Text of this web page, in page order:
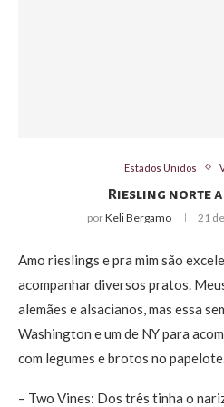
Estados Unidos
Riesling norte
porKeli Bergamo 21
Amo rieslings e pra mim são
acompanhar diversos pratos.
alemães e alsacianos, mas essa
Washington e um de NY para
com legumes e brotos no
– Two Vines: Dos três tinha o